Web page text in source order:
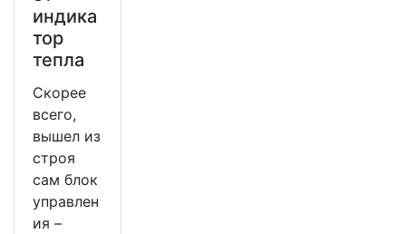
индика
тор
тепла
Скорее
всего,
вышел из
строя
сам блок
управлен
ия –